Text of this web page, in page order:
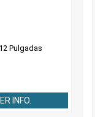
Pulgadas
INFO.